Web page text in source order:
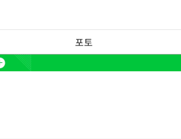
포토